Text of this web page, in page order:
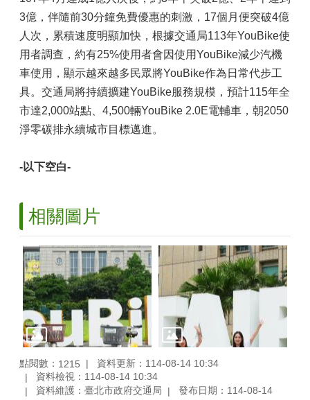
3億，伴隨前30分鐘免費優惠的刺激，17個月便突破4億
人次，累積速度明顯加快，根據交通局113年YouBike使
用者調查，約有25%使用者會因使用YouBike減少汽機
車使用，顯示越來越多民眾將YouBike作為日常代步工
具。交通局將持續擴建YouBike服務規模，預計115年全
市達2,000站點、4,500輛YouBike 2.0E電輔車，朝2050
淨零碳排永續城市目標邁進。
-以下空白-
相關圖片
點閱數： 1215
資料更新：114-08-14 10:34
資料檢視：114-08-14 10:34
資料維護：臺北市政府交通局
發布日期：114-08-14